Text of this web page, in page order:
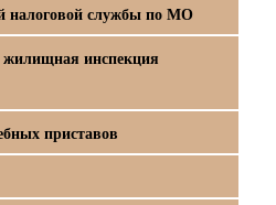
налоговой службы по МО
инспекция
приставов